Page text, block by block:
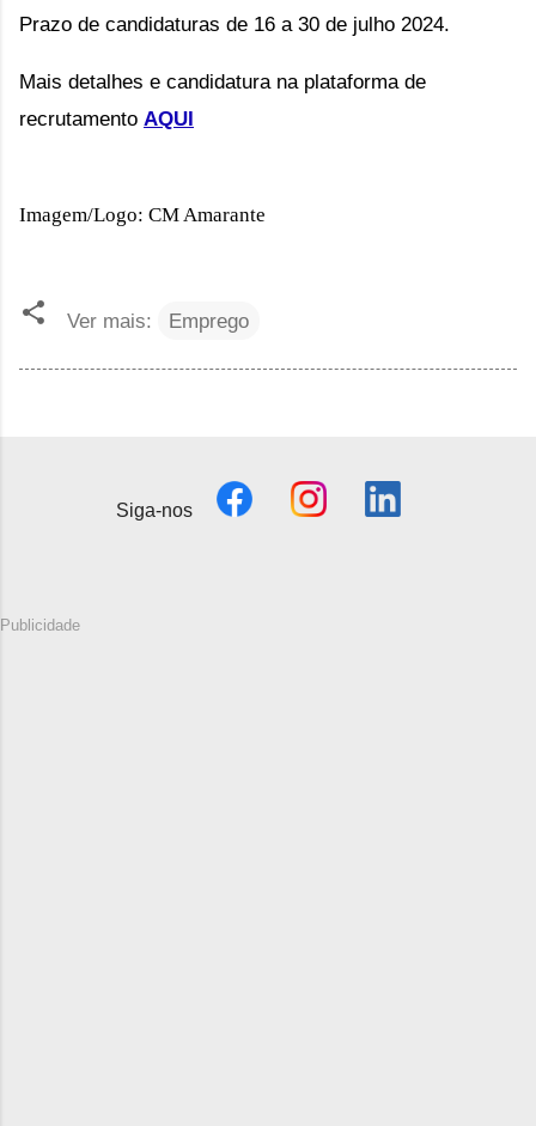
Prazo de candidaturas de 16 a 30 de julho 2024.
Mais detalhes e candidatura na plataforma de
recrutamento AQUI
Imagem/Logo: CM Amarante
Ver mais: Emprego
Siga-nos
Publicidade